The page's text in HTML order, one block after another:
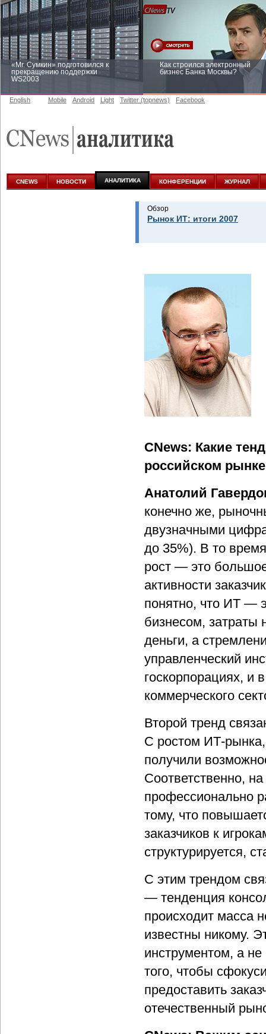
«Mr. Сумкин» подготовился к
прекращению поддержки
WS2003
Как строился электронный
бизнес Банка Москвы?
аналитике
English Mobile Android Light Twitter (topnews) Facebook
CNEWS НОВОСТИ АНАЛИТИКА КОНФЕРЕНЦИИ ЖУРНАЛ
Обзор
Рынок ИТ: итоги 2007
CNews: Какие
российском
Анатолий
конечно же,
двузначными
до 35%). В то
рост — это
активности
понятно, что ИТ —
бизнесом, затраты
деньги, а
управленческий
госкорпорациях, и
коммерческого
Второй тренд
С ростом ИТ-
получили
Соответственно,
профессионально
тому, что
заказчиков к
структурируется,
С этим трендом
— тенденция
происходит масса
известны никому.
инструментом, а
того, чтобы
предоставить
отечественный